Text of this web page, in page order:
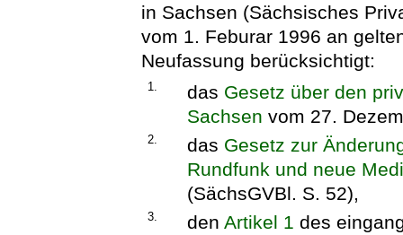
in Sachsen (Sächsisches
vom 1. Feburar 1996 an
Neufassung berücksichtigt:
1. das Gesetz über den
Sachsen vom 27.
2. das Gesetz zur
Rundfunk und neue
(SächsGVBl. S. 52),
3. denArtikel 1 des